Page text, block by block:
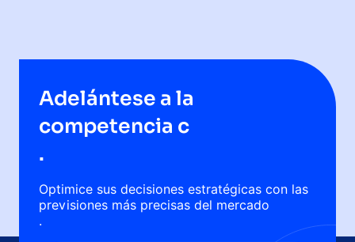
Adelántese a la
competencia c
.
Optimice sus decisiones estratégicas con las
previsiones más precisas del mercado
.